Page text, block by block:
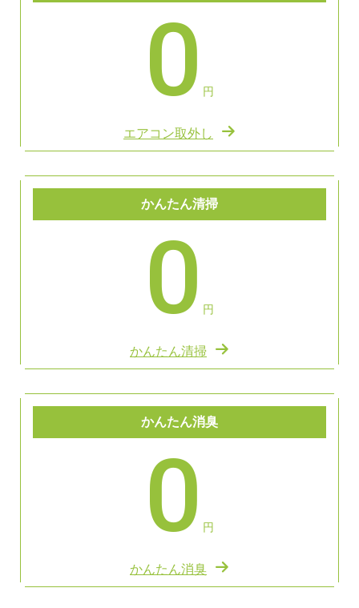
0 円
エアコン取外し
かんたん清掃
0 円
かんたん清掃
かんたん消臭
0 円
かんたん消臭